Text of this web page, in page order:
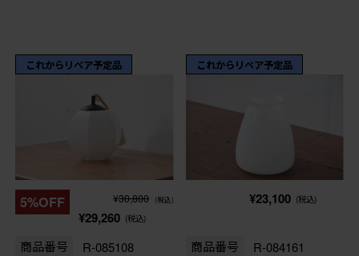
これからリペア予定品
5%OFF ¥30,800 (税込)
¥29,260 (税込)
商品番号 R-085108
これからリペア予定品
¥23,100 (税込)
商品番号 R-084161